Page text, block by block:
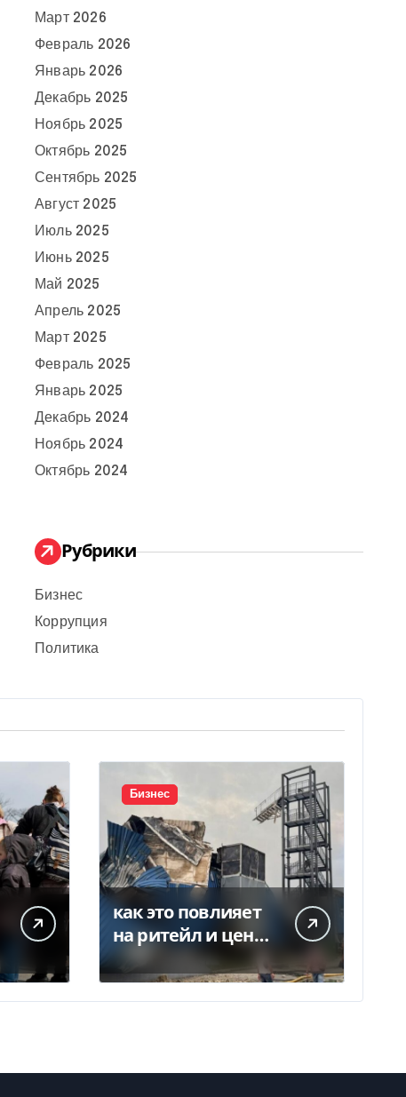
Март 2026
Февраль 2026
Январь 2026
Декабрь 2025
Ноябрь 2025
Октябрь 2025
Сентябрь 2025
Август 2025
Июль 2025
Июнь 2025
Май 2025
Апрель 2025
Март 2025
Февраль 2025
Январь 2025
Декабрь 2024
Ноябрь 2024
Октябрь 2024
Рубрики
Бизнес
Коррупция
Политика
Бизнес
как это повлияет
на ритейл и цены
— Delo.ua